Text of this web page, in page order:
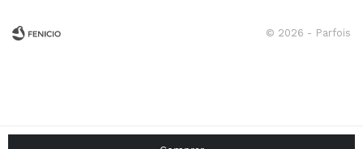
© 2026 - Parfois